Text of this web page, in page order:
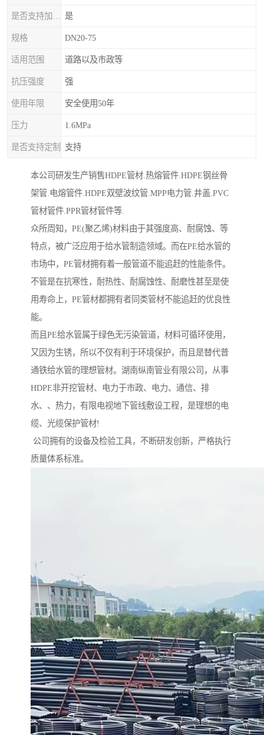
是
规格 DN20-75
适用范围 道路以及市政等
抗压强度 强
使用年限 安全使用50年
压力 1.6MPa
是否支持定制 支持
本公司研发生产销售HDPE管材.热熔管件.HDPE钢丝骨
架管.电熔管件.HDPE双壁波纹管.MPP电力管.井盖.PVC
管材管件.PPR管材管件等.
众所周知，PE(聚乙烯)材料由于其强度高、耐腐蚀、等
特点，被广泛应用于给水管制造领域。而在PE给水管的
市场中，PE管材拥有着一般管道不能追赶的性能条件。
不管是在抗寒性，耐热性、耐腐蚀性、耐磨性甚至是使
用寿命上，PE管材都拥有者同类管材不能追赶的优良性
能。
而且PE给水管属于绿色无污染管道，材料可循环使用，
又因为生锈，所以不仅有利于环境保护，而且是替代普
通铁给水管的理想管材。湖南纵南管业有限公司，从事
HDPE非开挖管材、电力于市政、电力、通信、排
水、、热力，有限电视地下管线敷设工程，是理想的电
缆、光缆保护管材!
公司拥有的设备及检验工具，不断研发创新，严格执行
质量体系标准。